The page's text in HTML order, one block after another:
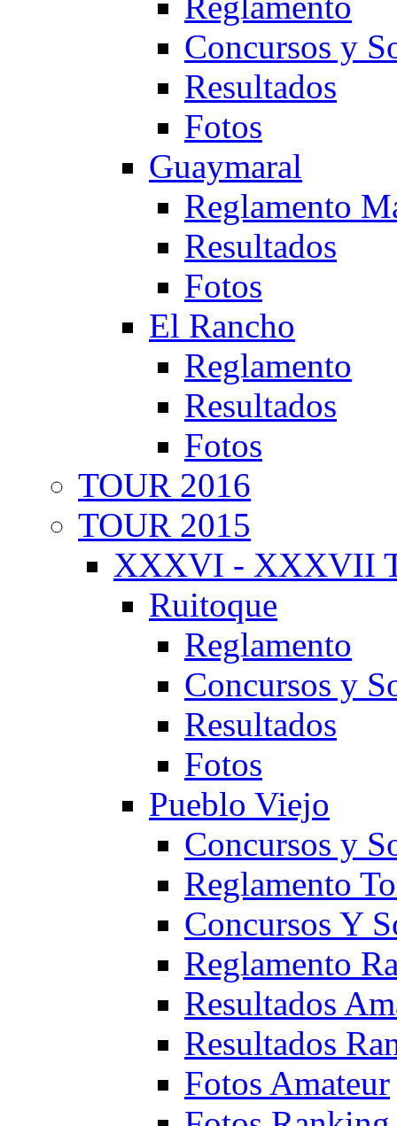
Concursos y
Resultados
Fotos
Guaymaral
Reglamento
Resultados
Fotos
El Rancho
Reglamento
Resultados
Fotos
TOUR 2016
TOUR 2015
XXXVI - XXXVII
Ruitoque
Reglamento
Concursos y
Resultados
Fotos
Pueblo Viejo
Concursos y
Reglamento
Concursos Y
Reglamento
Resultados
Resultados
Fotos Amateur